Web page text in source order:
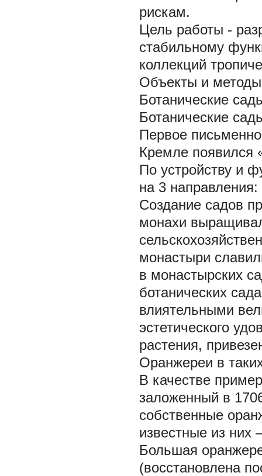
рискам.
Цель работы -
стабильному
коллекций
Объекты и
Ботанические
Ботанические
Первое
Кремле появился
По устройству и
на 3
Создание садов
монахи
монастыри
в монастырских
ботанических
влиятельными
эстетического
растения,
Оранжереи в
В качестве
заложенный в
собственные
известные из них
Большая
(восстановлена